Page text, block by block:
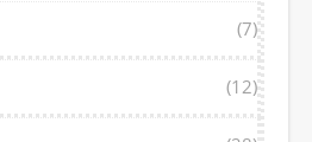
(7)
(12)